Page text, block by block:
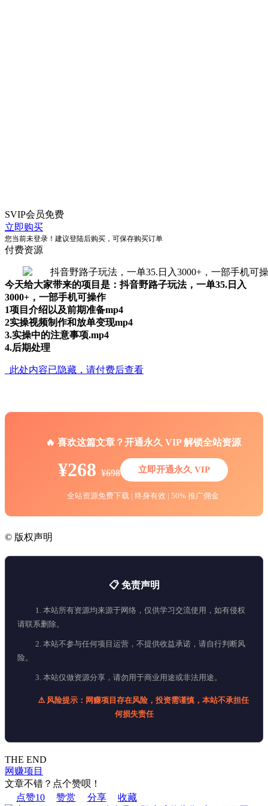
SVIP会员免费
立即购买
您当前未登录！建议登陆后购买，可保存购买订单
付费资源
今天给大家带来的项目是：抖音野路子玩法，一单35.日入
3000+，一部手机可操作
1项目介绍以及前期准备mp4
2实操视频制作和放单变现mp4
3.实操中的注意事项.mp4
4.后期处理
此处内容已隐藏，请付费后查看
🔥 喜欢这篇文章？开通永久 VIP 解锁全站资源
¥268 ¥698 立即开通永久 VIP
全站资源免费下载 | 终身有效 | 50% 推广佣金
© 版权声明
📋 免责声明
1. 本站所有资源均来源于网络，仅供学习交流使用，如有侵权
请联系删除。
2. 本站不参与任何项目运营，不提供收益承诺，请自行判断风
险。
3. 本站仅做资源分享，请勿用于商业用途或非法用途。
⚠️ 风险提示：网赚项目存在风险，投资需谨慎，本站不承担任
何损失责任
THE END
网赚项目
文章不错？点个赞呗！
点赞10 赞赏 分享 收藏